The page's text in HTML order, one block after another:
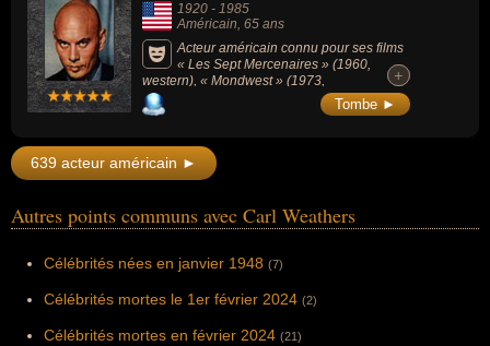
prêtant des capacités surhumaines. Son
image publique est durablement associée
aux valeurs de la force physique, du
patriotisme et d'une invincibilité parodique.
1920 - 1985
Américain , 65 ans
Acteur américain connu pour ses films
« Les Sept Mercenaires » (1960,
western), « Mondwest » (1973,
western/fantastique), « Le Roi et moi »
(1956, drame/amour) ou « Les Dix
+
+
Tombe ►
639 acteur américain ►
Autres points communs avec Carl Weathers
Célébrités nées en janvier 1948 (7)
Célébrités mortes le 1er février 2024 (2)
Célébrités mortes en février 2024 (21)